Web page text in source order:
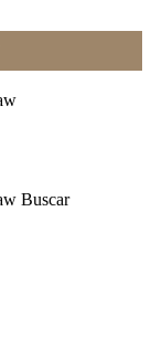
Buscar